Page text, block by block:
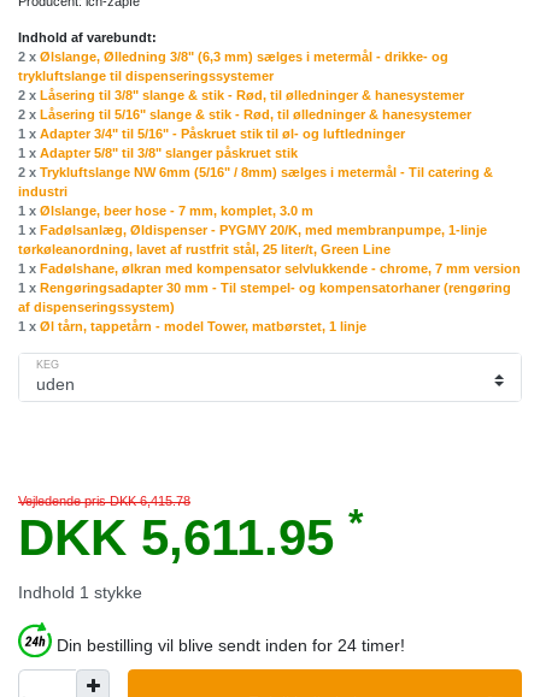
Indhold af varebundt:
2 x Ølslange, Ølledning 3/8" (6,3 mm) sælges i metermål - drikke- og
trykluftslange til dispenseringssystemer
2 x Låsering til 3/8" slange & stik - Rød, til ølledninger & hanesystemer
2 x Låsering til 5/16" slange & stik - Rød, til ølledninger & hanesystemer
1 x Adapter 3/4" til 5/16" - Påskruet stik til øl- og luftledninger
1 x Adapter 5/8" til 3/8" slanger påskruet stik
2 x Trykluftslange NW 6mm (5/16" / 8mm) sælges i metermål - Til catering &
industri
1 x Ølslange, beer hose - 7 mm, komplet, 3.0 m
1 x Fadølsanlæg, Øldispenser - PYGMY 20/K, med membranpumpe, 1-linje
tørkøleanordning, lavet af rustfrit stål, 25 liter/t, Green Line
1 x Fadølshane, ølkran med kompensator selvlukkende - chrome, 7 mm version
1 x Rengøringsadapter 30 mm - Til stempel- og kompensatorhaner (rengøring
af dispenseringssystem)
1 x Øl tårn, tappetårn - model Tower, matbørstet, 1 linje
KEG
Vejledende pris DKK 6,415.78
DKK 5,611.95 *
Indhold 1 stykke
Din bestilling vil blive sendt inden for 24 timer!